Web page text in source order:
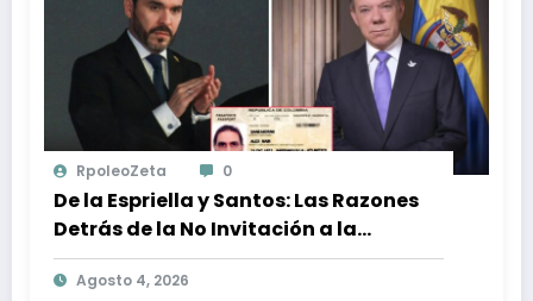
RpoleoZeta 0
De la Espriella y Santos: Las Razones
Detrás de la No Invitación a la
Posesión Presidencial
Agosto 4, 2026